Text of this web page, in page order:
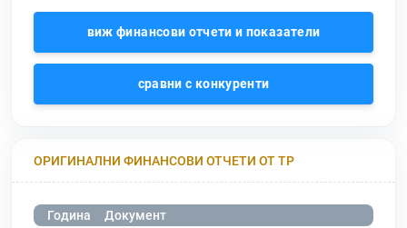
виж финансови отчети и показатели
сравни с конкуренти
ОРИГИНАЛНИ ФИНАНСОВИ ОТЧЕТИ ОТ ТР
Година Документ